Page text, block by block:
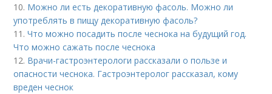
10. Можно ли есть декоративную фасоль. Можно ли
употреблять в пищу декоративную фасоль?
11.Что можно посадить после чеснока на будущий год.
Что можно сажать после чеснока
12. Врачи-гастроэнтерологи рассказали о пользе и
опасности чеснока. Гастроэнтеролог рассказал, кому
вреден чеснок